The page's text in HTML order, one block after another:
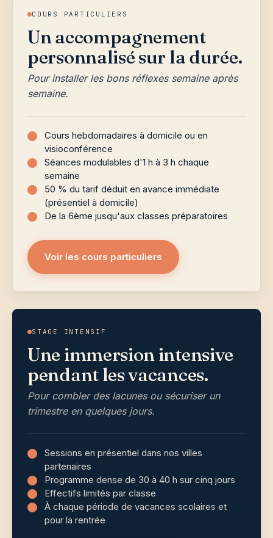
COURS PARTICULIERS
Un accompagnement
personnalisé sur la durée.
Pour installer les bons réflexes semaine après
semaine.
Cours hebdomadaires à domicile ou en
visioconférence
Séances modulables d'1 h à 3 h chaque
semaine
50 % du tarif déduit en avance immédiate
(présentiel à domicile)
De la 6ème jusqu'aux classes préparatoires
Voir les cours particuliers
STAGE INTENSIF
Une immersion intensive
pendant les vacances.
Pour combler des lacunes ou sécuriser un
trimestre en quelques jours.
Sessions en présentiel dans nos villes
partenaires
Programme dense de 30 à 40 h sur cinq jours
Effectifs limités par classe
À chaque période de vacances scolaires et
pour la rentrée